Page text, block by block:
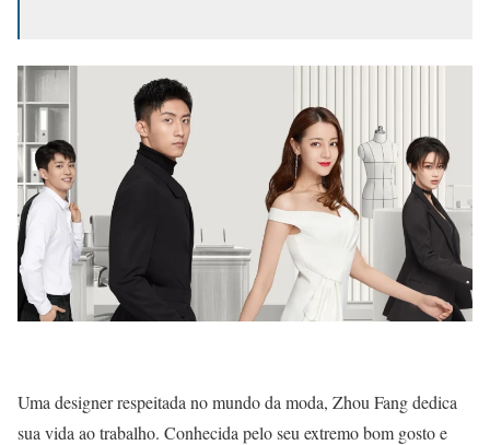
Uma designer respeitada no mundo da moda, Zhou Fang dedica
sua vida ao trabalho. Conhecida pelo seu extremo bom gosto e